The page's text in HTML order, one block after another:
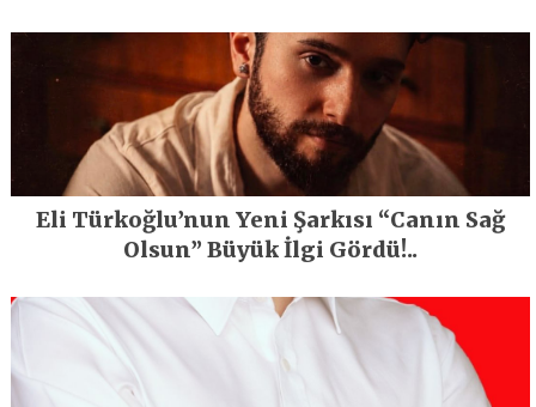
Eli Türkoğlu’nun Yeni Şarkısı “Canın Sağ
Olsun” Büyük İlgi Gördü!..